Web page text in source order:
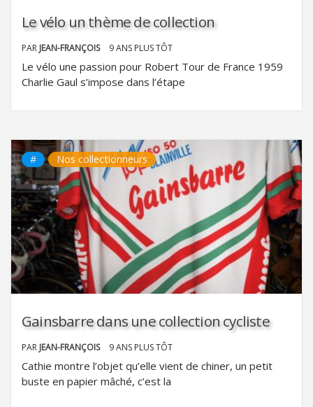
Le vélo un thème de collection
PAR JEAN-FRANÇOIS 9 ANS PLUS TÔT
Le vélo une passion pour Robert Tour de France 1959
Charlie Gaul s’impose dans l’étape
# Nos collectionneurs
Gainsbarre dans une collection cycliste
PAR JEAN-FRANÇOIS 9 ANS PLUS TÔT
Cathie montre l’objet qu’elle vient de chiner, un petit
buste en papier mâché, c’est la